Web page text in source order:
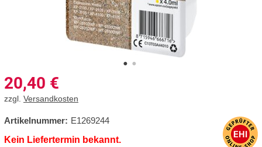
20,40 €
zzgl. Versandkosten
Artikelnummer: E1269244
Kein Liefertermin bekannt.